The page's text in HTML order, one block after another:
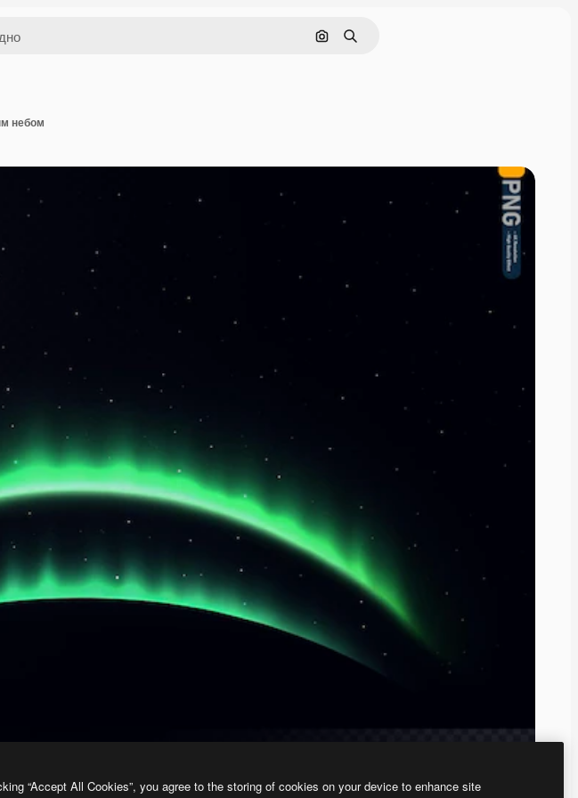
Поиск по изображению
Поиск
небом
“Accept All Cookies”, you agree to the storing of cookies on your device to enhance site